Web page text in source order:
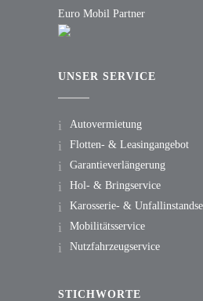
Euro Mobil Partner
UNSER SERVICE
Autovermietung
Flotten- & Leasingangebot
Garantieverlängerung
Hol- & Bringservice
Karosserie- &
Mobilitätsservice
Nutzfahrzeugservice
STICHWORTE